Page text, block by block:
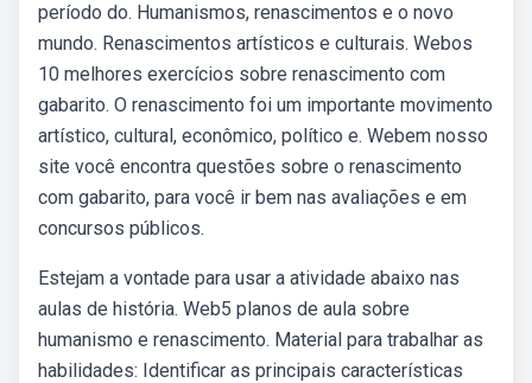
período do. Humanismos, renascimentos e o novo
mundo. Renascimentos artísticos e culturais. Webos
10 melhores exercícios sobre renascimento com
gabarito. O renascimento foi um importante movimento
artístico, cultural, econômico, político e. Webem nosso
site você encontra questões sobre o renascimento
com gabarito, para você ir bem nas avaliações e em
concursos públicos.
Estejam a vontade para usar a atividade abaixo nas
aulas de história. Web5 planos de aula sobre
humanismo e renascimento. Material para trabalhar as
habilidades: Identificar as principais características